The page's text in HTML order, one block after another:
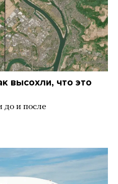
высохли, что это
до и после